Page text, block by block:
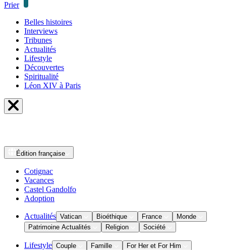
Prier
Belles histoires
Interviews
Tribunes
Actualités
Lifestyle
Découvertes
Spiritualité
Léon XIV à Paris
Édition française
Cotignac
Vacances
Castel Gandolfo
Adoption
Actualités Vatican Bioéthique France
Monde
Patrimoine Actualités
Religion Société
Lifestyle Couple Famille
For Her et For Him